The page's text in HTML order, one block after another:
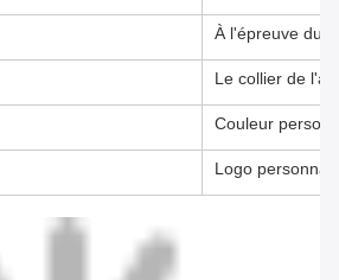
À l'épreuve du
Le collier de
Couleur
Logo